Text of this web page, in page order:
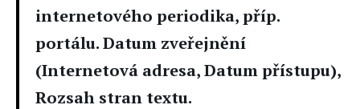
internetového periodika, příp.
portálu. Datum zveřejnění
(Internetová adresa, Datum přístupu),
Rozsah stran textu.